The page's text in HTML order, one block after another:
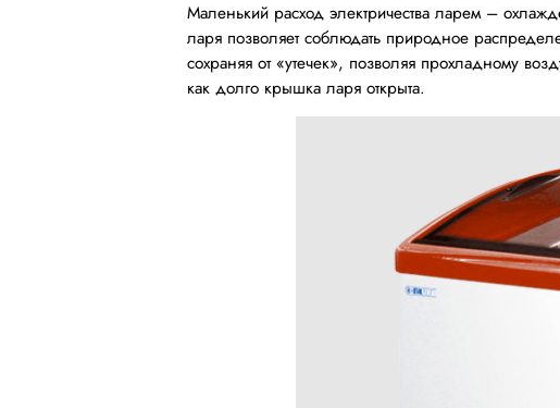
Маленький расход электричества ларем –
ларя позволяет соблюдать природное
сохраняя от «утечек», позволяя прохладному
как долго крышка ларя открыта.